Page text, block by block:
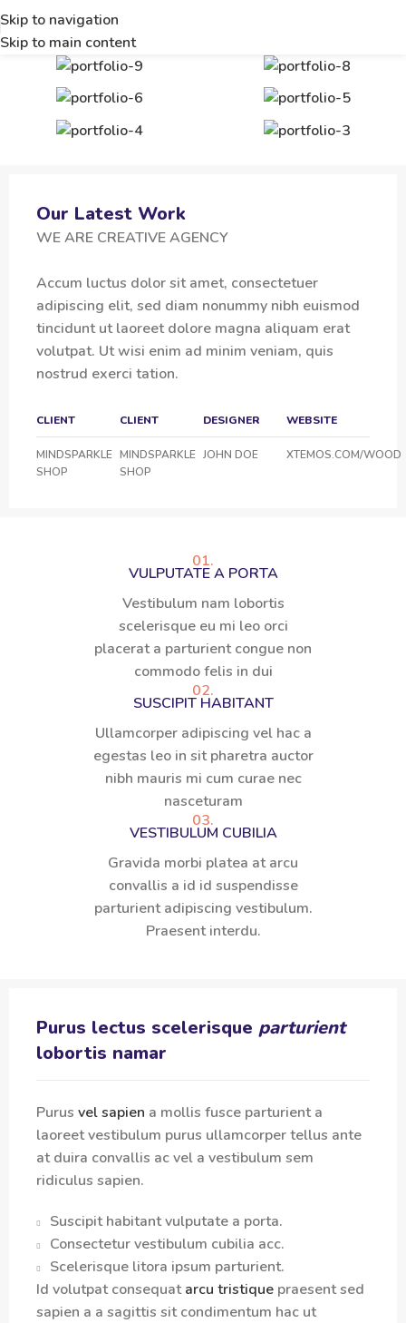
Skip to navigation
Skip to main content
Our Latest Work
WE ARE CREATIVE AGENCY
Accum luctus dolor sit amet, consectetuer
adipiscing elit, sed diam nonummy nibh euismod
tincidunt ut laoreet dolore magna aliquam erat
volutpat. Ut wisi enim ad minim veniam, quis
nostrud exerci tation.
CLIENT
MINDSPARKLE
SHOP
CLIENT
MINDSPARKLE
SHOP
DESIGNER
JOHN DOE
WEBSITE
XTEMOS.COM/WOOD
01.
VULPUTATE A PORTA
Vestibulum nam lobortis
scelerisque eu mi leo orci
placerat a parturient congue non
commodo felis in dui
02.
SUSCIPIT HABITANT
Ullamcorper adipiscing vel hac a
egestas leo in sit pharetra auctor
nibh mauris mi cum curae nec
nasceturam
03.
VESTIBULUM CUBILIA
Gravida morbi platea at arcu
convallis a id id suspendisse
parturient adipiscing vestibulum.
Praesent interdu.
Purus lectus scelerisque parturient
lobortis namar
Purus vel sapien a mollis fusce parturient a
laoreet vestibulum purus ullamcorper tellus ante
at duira convallis ac vel a vestibulum sem
ridiculus sapien.
Suscipit habitant vulputate a porta.
Consectetur vestibulum cubilia acc.
Scelerisque litora ipsum parturient.
Id volutpat consequatarcu tristique praesent sed
sapien a a sagittis sit condimentum hac ut